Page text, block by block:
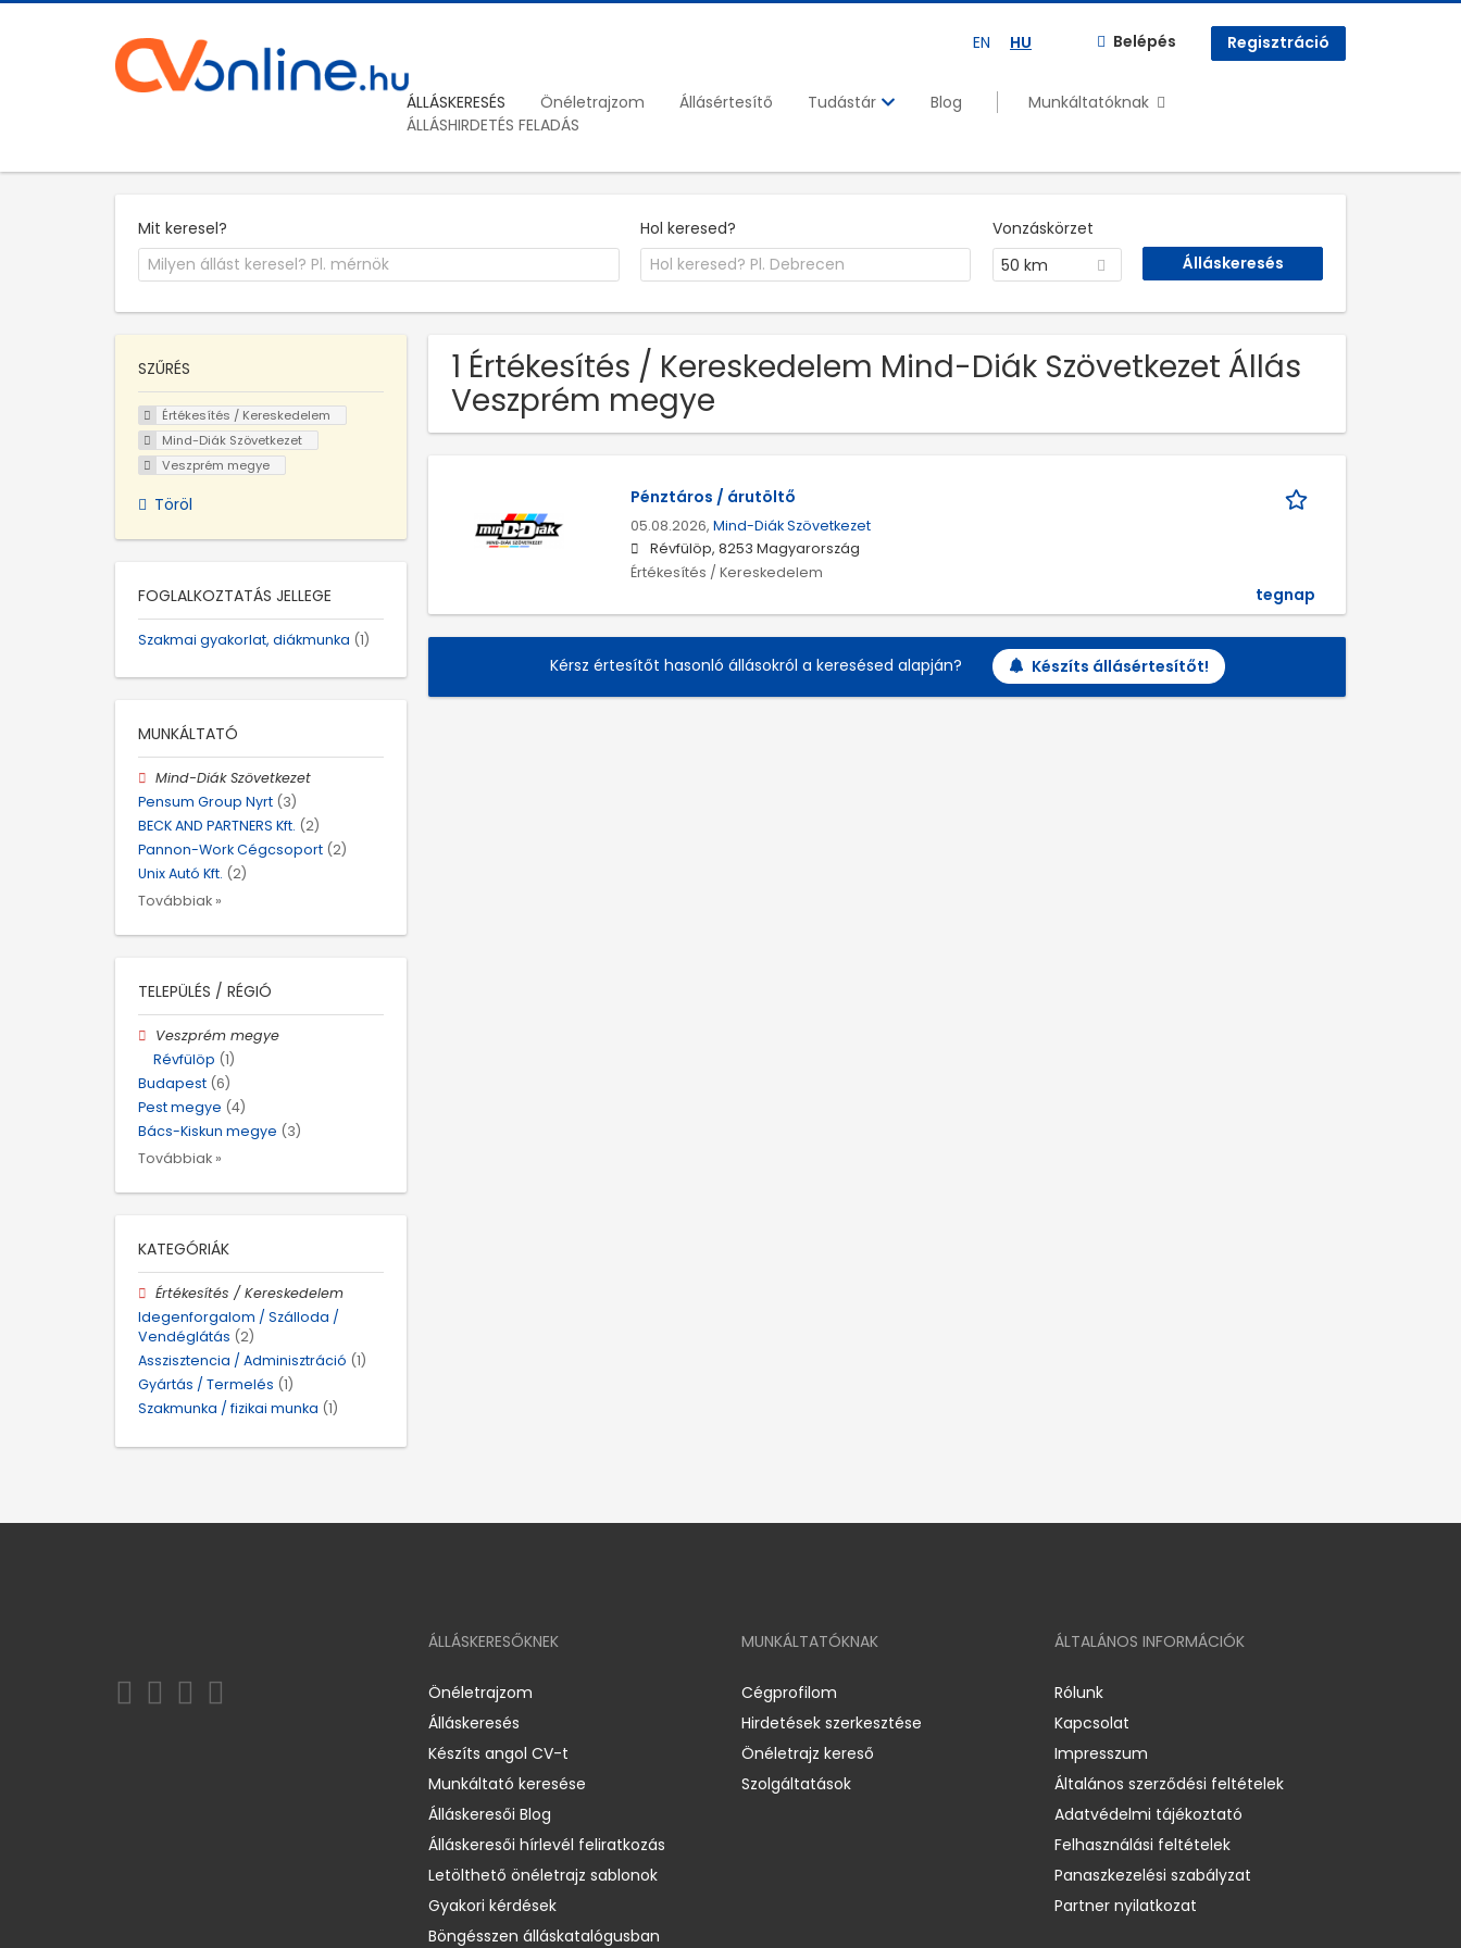
EN HU Belépés Regisztráció
ÁLLÁSKERESÉS Önéletrajzom Állásértesítő Tudástár Blog
Munkáltatóknak
ÁLLÁSHIRDETÉS FELADÁS
Mit keresel? Hol keresed?
Vonzáskörzet
50 km
1 Értékesítés / Kereskedelem Mind-Diák Szövetkezet Állás
Veszprém megye
Pénztáros / árutöltő
05.08.2026, Mind-Diák Szövetkezet
Révfülöp, 8253 Magyarország
Értékesítés / Kereskedelem
tegnap
Kérsz értesítőt hasonló állásokról a keresésed alapján? Készíts állásértesítőt!
SZŰRÉS
Értékesítés / Kereskedelem
Mind-Diák Szövetkezet
Veszprém megye
Töröl
FOGLALKOZTATÁS JELLEGE
Szakmai gyakorlat, diákmunka (1)
MUNKÁLTATÓ
Mind-Diák Szövetkezet
Pensum Group Nyrt (3)
BECK AND PARTNERS Kft. (2)
Pannon-Work Cégcsoport (2)
Unix Autó Kft. (2)
Továbbiak »
TELEPÜLÉS / RÉGIÓ
Veszprém megye
Révfülöp (1)
Budapest (6)
Pest megye (4)
Bács-Kiskun megye (3)
Továbbiak »
KATEGÓRIÁK
Értékesítés / Kereskedelem
Idegenforgalom / Szálloda /
Vendéglátás (2)
Asszisztencia / Adminisztráció (1)
Gyártás / Termelés (1)
Szakmunka / fizikai munka (1)
ÁLLÁSKERESŐKNEK
Önéletrajzom
Álláskeresés
Készíts angol CV-t
Munkáltató keresése
Álláskeresői Blog
Álláskeresői hírlevél feliratkozás
Letölthető önéletrajz sablonok
Gyakori kérdések
Böngésszen álláskatalógusban
MUNKÁLTATÓKNAK
Cégprofilom
Hirdetések szerkesztése
Önéletrajz kereső
Szolgáltatások
ÁLTALÁNOS INFORMÁCIÓK
Rólunk
Kapcsolat
Impresszum
Általános szerződési feltételek
Adatvédelmi tájékoztató
Felhasználási feltételek
Panaszkezelési szabályzat
Partner nyilatkozat